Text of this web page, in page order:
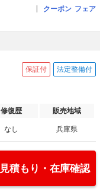
クーポン フェア
保証付 法定整備付
修復歴 販売地域
なし 兵庫県
見積もり・在庫確認